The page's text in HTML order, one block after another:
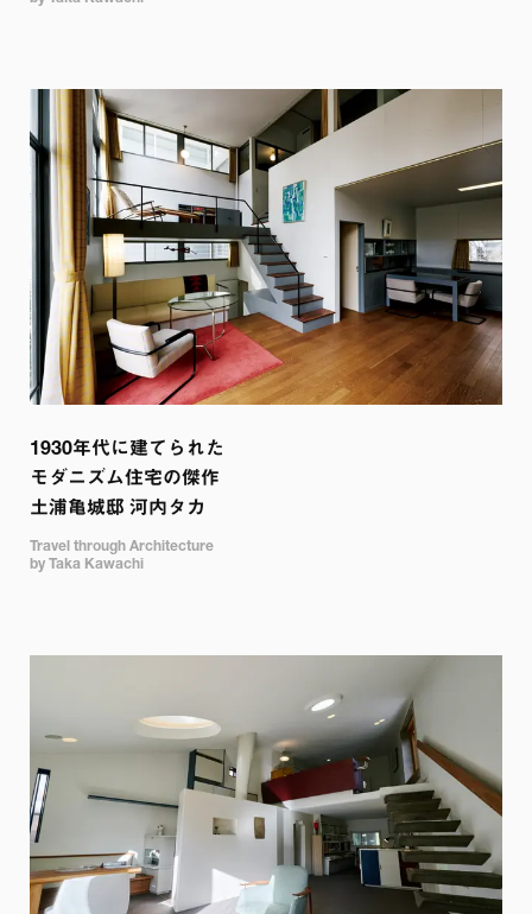
1930年代に建てられた
モダニズム住宅の傑作
土浦亀城邸 河内タカ
Travel through Architecture
by Taka Kawachi